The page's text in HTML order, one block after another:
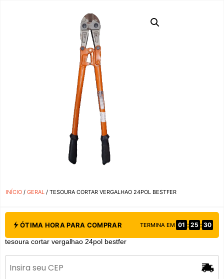
INÍCIO / GERAL / TESOURA CORTAR VERGALHAO 24POL BESTFER
ÓTIMA HORA PARA COMPRAR TERMINA EM 01 : 25 : 30
tesoura cortar vergalhao 24pol bestfer